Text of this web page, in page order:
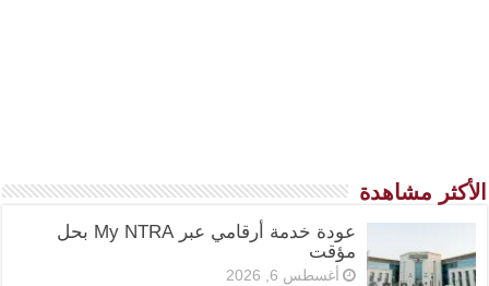
الأكثر مشاهدة
عودة خدمة أرقامي عبر My NTRA بحل
مؤقت
أغسطس 6, 2026